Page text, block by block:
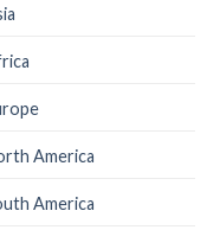
America
America